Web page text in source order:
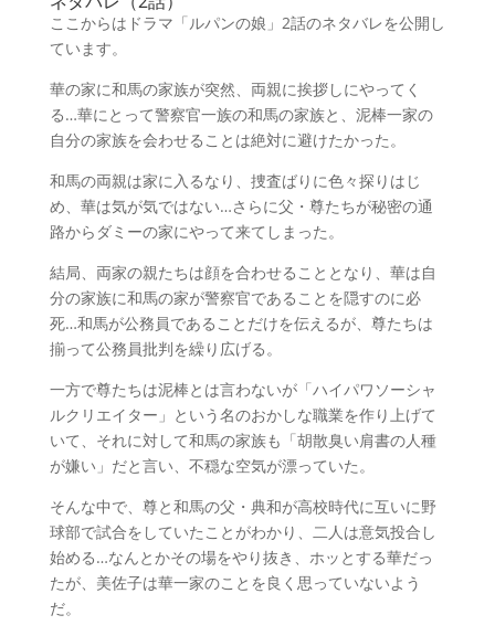
ここからはドラマ「ルパンの娘」2話のネタバレを公開し
ています。
華の家に和馬の家族が突然、両親に挨拶しにやってく
る…華にとって警察官一族の和馬の家族と、泥棒一家の
自分の家族を会わせることは絶対に避けたかった。
和馬の両親は家に入るなり、捜査ばりに色々探りはじ
め、華は気が気ではない…さらに父・尊たちが秘密の通
路からダミーの家にやって来てしまった。
結局、両家の親たちは顔を合わせることとなり、華は自
分の家族に和馬の家が警察官であることを隠すのに必
死…和馬が公務員であることだけを伝えるが、尊たちは
揃って公務員批判を繰り広げる。
一方で尊たちは泥棒とは言わないが「ハイパワソーシャ
ルクリエイター」という名のおかしな職業を作り上げて
いて、それに対して和馬の家族も「胡散臭い肩書の人種
が嫌い」だと言い、不穏な空気が漂っていた。
そんな中で、尊と和馬の父・典和が高校時代に互いに野
球部で試合をしていたことがわかり、二人は意気投合し
始める…なんとかその場をやり抜き、ホッとする華だっ
たが、美佐子は華一家のことを良く思っていないよう
だ。